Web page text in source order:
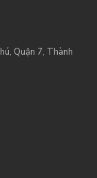
Quận 7, Thành